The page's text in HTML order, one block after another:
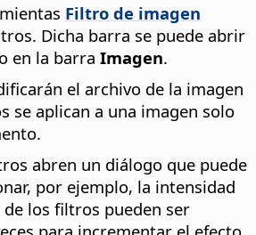
Filtro de imagen
Dicha barra se puede abrir
en la barra Imagen.
el archivo de la imagen
se aplican a una imagen solo
abren un diálogo que puede
por ejemplo, la intensidad
los filtros pueden ser